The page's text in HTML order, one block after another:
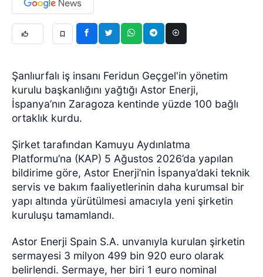
Şanlıurfalı iş insanı Feridun Geçgel'in yönetim
kurulu başkanlığını yağtığı Astor Enerji,
İspanya’nın Zaragoza kentinde yüzde 100 bağlı
ortaklık kurdu.
Şirket tarafından Kamuyu Aydınlatma
Platformu’na (KAP) 5 Ağustos 2026’da yapılan
bildirime göre, Astor Enerji’nin İspanya’daki teknik
servis ve bakım faaliyetlerinin daha kurumsal bir
yapı altında yürütülmesi amacıyla yeni şirketin
kuruluşu tamamlandı.
Astor Enerji Spain S.A. unvanıyla kurulan şirketin
sermayesi 3 milyon 499 bin 920 euro olarak
belirlendi. Sermaye, her biri 1 euro nominal